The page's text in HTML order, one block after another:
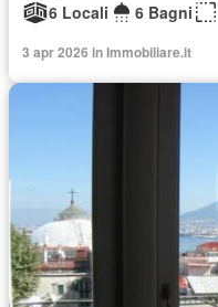
6 Locali
6 Bagni
3 apr 2026 in Immobiliare.it